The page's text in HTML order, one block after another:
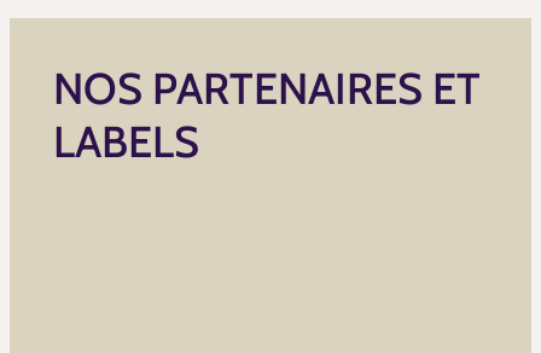
NOS PARTENAIRES ET
LABELS